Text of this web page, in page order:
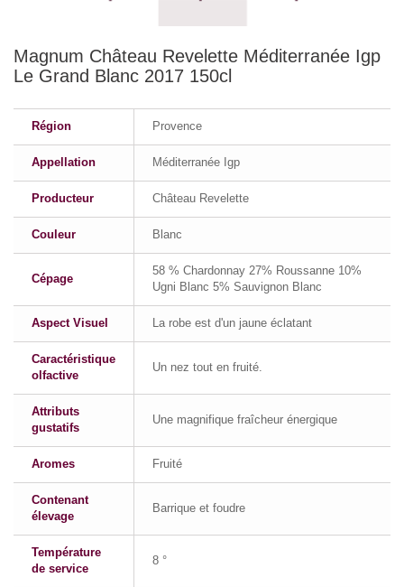
Magnum Château Revelette Méditerranée Igp
Le Grand Blanc 2017 150cl
Région Provence
Appellation Méditerranée Igp
Producteur Château Revelette
Couleur Blanc
Cépage
58 % Chardonnay 27% Roussanne 10%
Ugni Blanc 5% Sauvignon Blanc
Aspect Visuel La robe est d'un jaune éclatant
Caractéristique
olfactive
Un nez tout en fruité.
Attributs
gustatifs
Une magnifique fraîcheur énergique
Aromes Fruité
Contenant
élevage
Barrique et foudre
Température
de service
8 °